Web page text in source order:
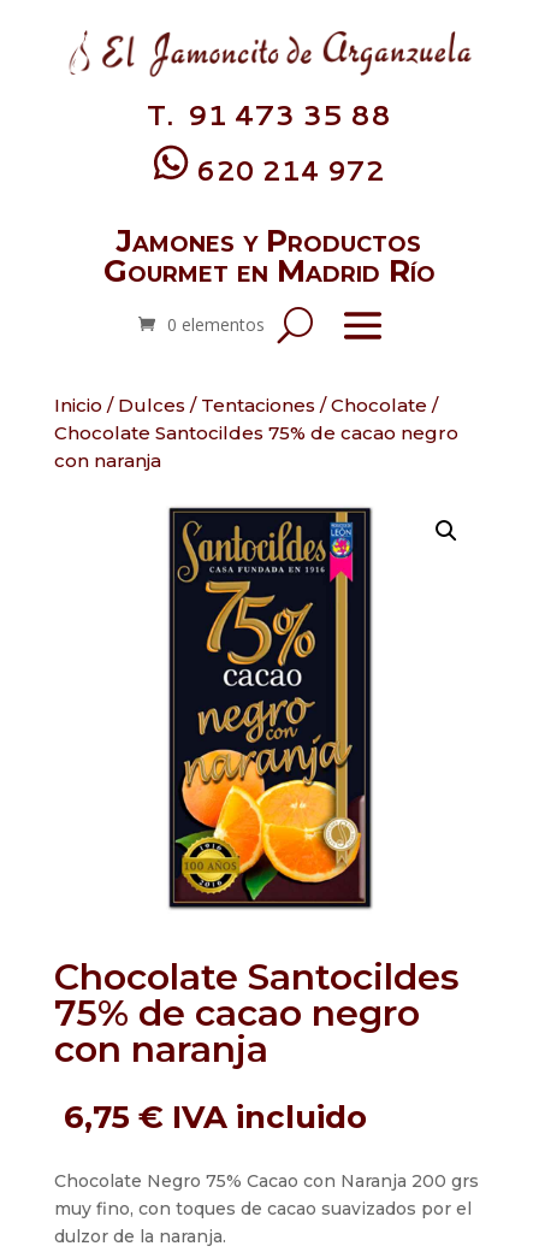
T. 91 473 35 88
620 214 972
Jamones y Productos
Gourmet en Madrid Río
0 elementos
Inicio / Dulces / Tentaciones /Chocolate /
Chocolate Santocildes 75% de cacao negro
con naranja
Chocolate Santocildes
75% de cacao negro
con naranja
6,75 € IVA incluido
Chocolate Negro 75% Cacao con Naranja 200 grs
muy fino, con toques de cacao suavizados por el
dulzor de la naranja.